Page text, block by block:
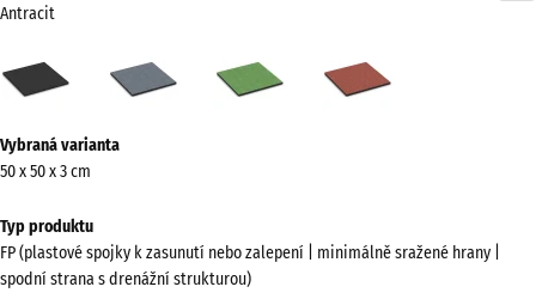
Antracit
(active)
zelená
informací
o
Zobrazit
paletu
Vybraná varianta
50 x 50 x 3 cm
Typ produktu
FP (plastové spojky k zasunutí nebo zalepení | minimálně sražené hrany |
spodní strana s drenážní strukturou)